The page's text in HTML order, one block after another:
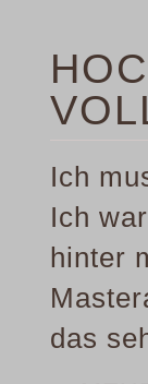
Ich
Ich
hinter
das